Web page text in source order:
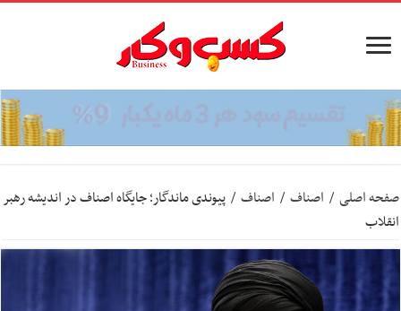
صفحه اصلی / اصناف / اصناف / پیوندی ماندگار؛ جایگاه اصناف در اندیشه رهبر
انقلاب